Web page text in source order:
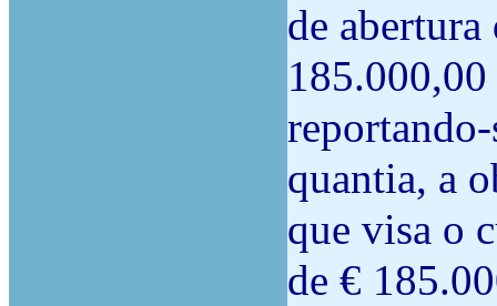
de
quantia, a
que visa o
de €